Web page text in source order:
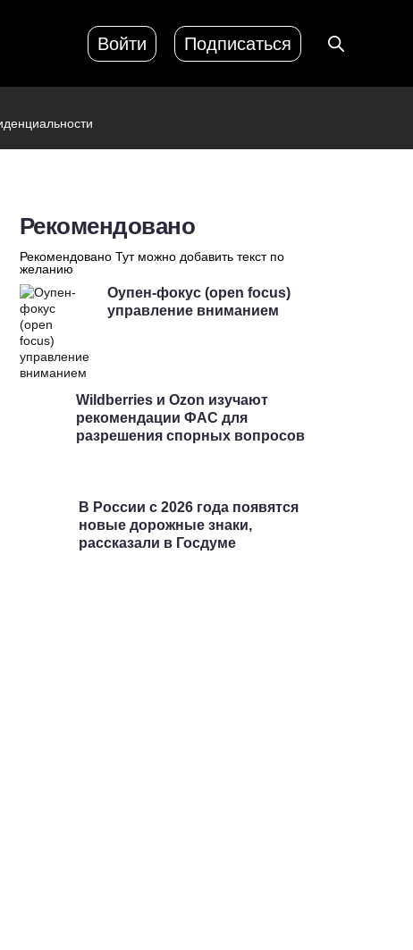
Войти Подписаться
Рекомендовано
Рекомендовано Тут можно добавить текст по
желанию
Оупен-фокус (open focus)
управление вниманием
Wildberries и Ozon изучают
рекомендации ФАС для
разрешения спорных вопросов
В России с 2026 года появятся
новые дорожные знаки,
рассказали в Госдуме